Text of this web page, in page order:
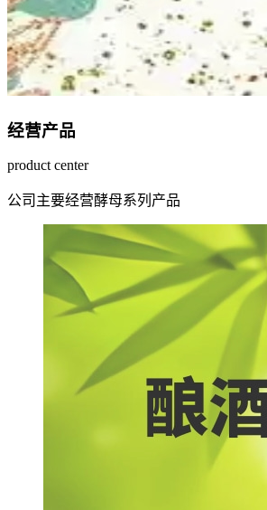
经营产品
product center
公司主要经营酵母系列产品